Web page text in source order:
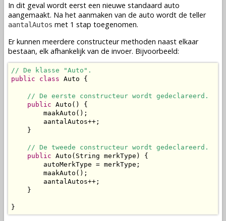
In dit geval wordt eerst een nieuwe standaard auto
aangemaakt. Na het aanmaken van de auto wordt de teller
aantalAutos met 1 stap toegenomen.
Er kunnen meerdere constructeurmethoden naast elkaar
bestaan, elk afhankelijk van de invoer. Bijvoorbeeld:
// De klasse "Auto".
public
class Auto {
// De eerste constructeur wordt gedeclareerd.
public Auto() {
        maakAuto();
        aantalAutos++;
    }
// De tweede constructeur wordt gedeclareerd.
public Auto(String merkType) {
        autoMerkType = merkType;
        maakAuto();
        aantalAutos++;
    }
}